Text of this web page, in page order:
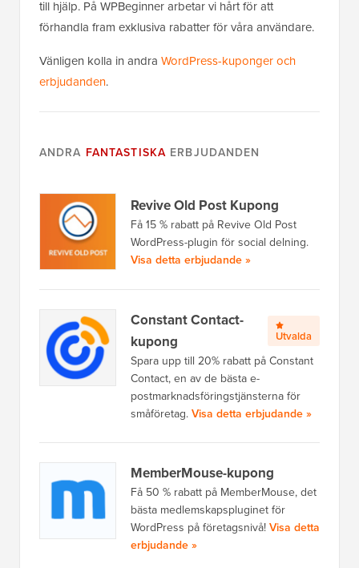
till hjälp. På WPBeginner arbetar vi hårt för att
förhandla fram exklusiva rabatter för våra användare.
Vänligen kolla in andra WordPress-kuponger och
erbjudanden.
ANDRA FANTASTISKA ERBJUDANDEN
Revive Old Post Kupong
Få 15 % rabatt på Revive Old Post
WordPress-plugin för social delning.
Visa detta erbjudande »
Constant Contact-
kupong
Utvalda
Spara upp till 20% rabatt på Constant
Contact, en av de bästa e-
postmarknadsföringstjänsterna för
småföretag.Visa detta erbjudande »
MemberMouse-kupong
Få 50 % rabatt på MemberMouse, det
bästa medlemskapspluginet för
WordPress på företagsnivå!Visa detta
erbjudande »